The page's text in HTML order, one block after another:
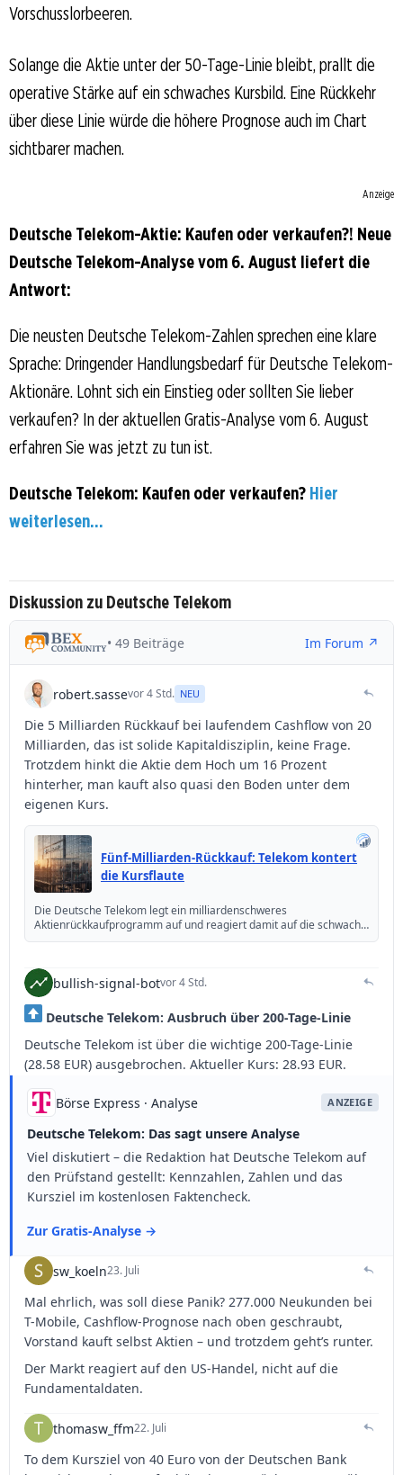
Vorschusslorbeeren.
Solange die Aktie unter der 50-Tage-Linie bleibt, prallt die
operative Stärke auf ein schwaches Kursbild. Eine Rückkehr
über diese Linie würde die höhere Prognose auch im Chart
sichtbarer machen.
Anzeige
Deutsche Telekom-Aktie: Kaufen oder verkaufen?! Neue
Deutsche Telekom-Analyse vom 6. August liefert die
Antwort:
Die neusten Deutsche Telekom-Zahlen sprechen eine klare
Sprache: Dringender Handlungsbedarf für Deutsche Telekom-
Aktionäre. Lohnt sich ein Einstieg oder sollten Sie lieber
verkaufen? In der aktuellen Gratis-Analyse vom 6. August
erfahren Sie was jetzt zu tun ist.
Deutsche Telekom: Kaufen oder verkaufen? Hier
weiterlesen...
Diskussion zu Deutsche Telekom